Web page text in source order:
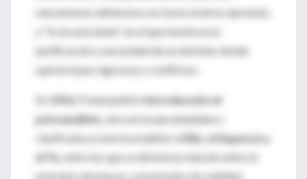
mecanismos defensivos en torno al de la represión,
y "lo inconsciente" en el que insiste en la
justificación y necesidad de un dominio donde
operan leyes rigurosas y conflictos.
1916, Freud publicóIntroducción al
psicoanálisis , obra en la que ampliaba y
clarificaba su teoría al definir elEllo, el Superyó y
el Yo , entre los que se dirimía la relación entre el
principio del placer y el principio de realidad,